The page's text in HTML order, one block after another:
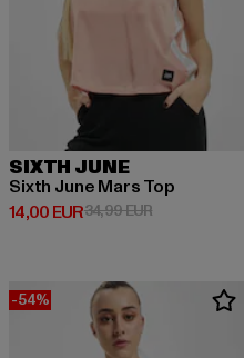
SIXTH JUNE
Sixth June Mars Top
14,00 EUR
Derzeitiger Preis: 14,00 EUR
34,99 EURAktionspreis:
-54%